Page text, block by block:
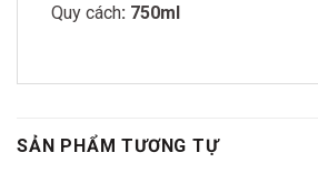
Quy cách: 750ml
SẢN PHẨM TƯƠNG TỰ